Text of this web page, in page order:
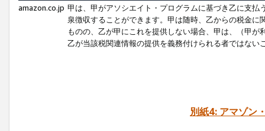
amazon.co.jp 甲は、甲がアソシエイト・プログラムに基づき乙に支
泉徴収することができます。甲は随時、乙からの税金
ものの、乙が甲にこれを提供しない場合、甲は、（甲
乙が当該税関連情報の提供を義務付けられる者ではな
別紙4: アマゾン